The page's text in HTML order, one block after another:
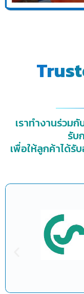
เราทำงานร่ว
รับ
เพื่อให้ลูกค้าได้